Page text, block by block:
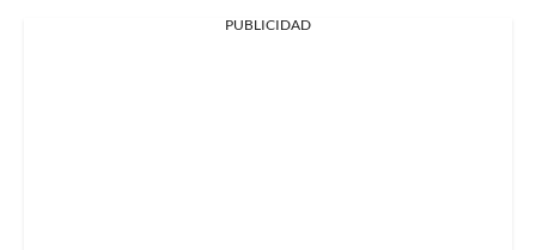
PUBLICIDAD